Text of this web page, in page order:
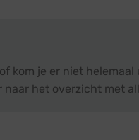
kom je er niet
naar het overzicht met